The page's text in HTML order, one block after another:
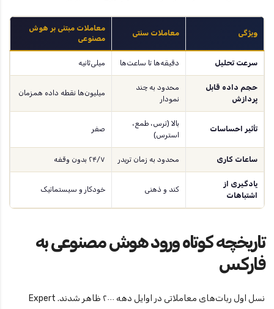
ویژگی معاملات سنتی
معاملات مبتنی بر هوش
مصنوعی
سرعت تحلیل دقیقه‌ها تا ساعت‌ها میلی‌ثانیه
حجم داده قابل
پردازش
محدود به چند
نمودار
میلیون‌ها نقطه داده همزمان
تأثیر احساسات
بالا (ترس، طمع،
استرس)
صفر
ساعات کاری محدود به زمان تریدر ۲۴/۷ بدون وقفه
یادگیری از
اشتباهات
کند و ذهنی خودکار و سیستماتیک
تاریخچه کوتاه ورود هوش مصنوعی به
فارکس
نسل اول ربات‌های معاملاتی در اوایل دهه ۲۰۰۰ ظاهر شدند. Expert